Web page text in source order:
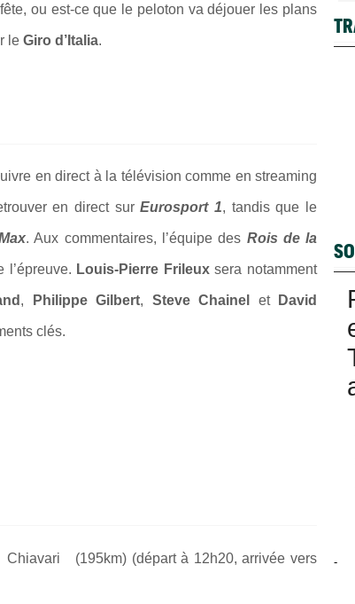
ou est-ce que le peloton va déjouer les plans
le Giro d’Italia.
en direct à la télévision comme en streaming
en direct surEurosport 1, tandis que le
. Aux commentaires, l’équipe des Rois de la
l’épreuve. Louis-Pierre Frileuxsera notamment
, Philippe Gilbert, Steve Chainel et David
clés.
(195km) (départ à 12h20, arrivée vers -